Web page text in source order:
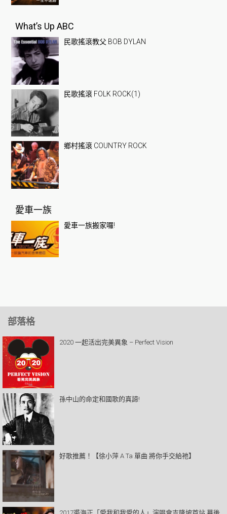
What’s Up ABC
民歌搖滾教父 BOB DYLAN
民歌搖滾 FOLK ROCK(1)
鄉村搖滾 COUNTRY ROCK
愛車一族
愛車一族搬家囉!
部落格
2020 一起活出完美異象 – Perfect Vision
孫中山的命定和國歌的真諦!
好歌推薦！【徐小萍 A Ta 單曲 將你手交給祂】